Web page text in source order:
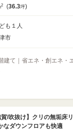
2 (36.3坪)
も１人
市
建て｜省エネ・創エネ・
賀/吹抜け】クリの無垢床
なダウンフロアも快適